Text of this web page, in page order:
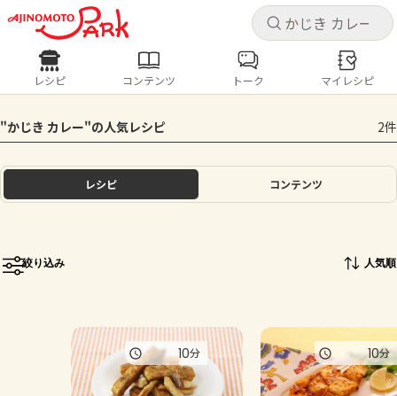
キャ
ログインするとレシピを保存できます
ログイン
ホーム
トーク
キャ
レシピ コンテンツ
人気の食材・レシピ
きゅうり なす トマト とうもろこし
ピーマン
レシピ コンテンツ トーク マイレシピ
"かじき カレー"の人気レシピ 2件
レシピ コンテンツ
絞り込み 人気順
10分 10分